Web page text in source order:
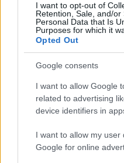
I want to opt-out of
Retention, Sale, and/or
Personal Data that Is
Purposes for which it
Opted Out
Google consents
I want to allow Google
related to advertising
device identifiers in
I want to allow my user
Google for online
megtörtént-e az
rendben volt-e vele,
eszközzel valamilyen
választ, frissítjük
A játszóteret nemrég,
adták át, és akkor
a városvezetés nem
a fejlesztés
az